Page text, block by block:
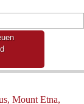
Mount Etna,